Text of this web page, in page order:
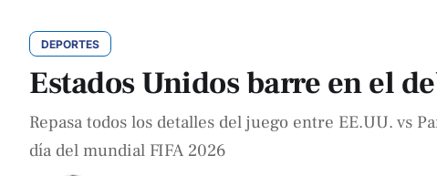
DEPORTES
Estados Unidos barre en el
Repasa todos los detalles del juego entre EE.UU. vs
día del mundial FIFA 2026